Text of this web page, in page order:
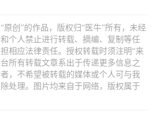
原创”的作品，版权归“医牛”所有，未经
个人禁止进行转载、摘编、复制等任
相应法律责任。授权转载时须注明“来
所有转载文章系出于传递更多信息之
，不希望被转载的媒体或个人可与我
处理。图片均来自于网络，版权属于